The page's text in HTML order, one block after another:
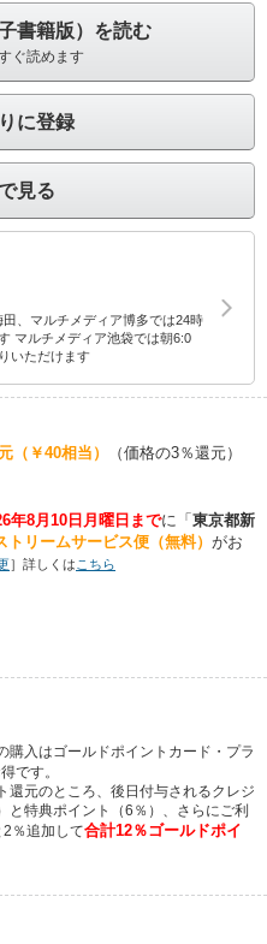
書籍版）を読む
ぐ読めます
に登録
見る
、マルチメディア博多では24時
マルチメディア池袋では朝6:0
いただけます
（￥40相当） （価格の3％還元）
年8月10日月曜日までに 「 東京都新
トリームサービス便（無料） がお
］詳しくは こちら
購入はゴールドポイントカード・プラ
です。
還元のところ、後日付与されるクレジ
と特典ポイント（6％）、さらにご利
％追加して合計12％ゴールドポイ